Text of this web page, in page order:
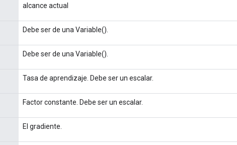
alcance actual
Debe ser de una Variable().
Debe ser de una Variable().
Tasa de aprendizaje. Debe ser un escalar.
Factor constante. Debe ser un escalar.
El gradiente.